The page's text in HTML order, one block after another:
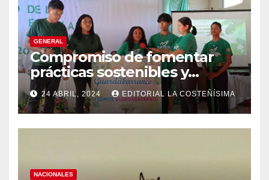
GENERAL
Compromiso de fomentar
prácticas sostenibles y
conciencia ecológica en las
instituciones educativas
24 ABRIL, 2024 EDITORIAL LA COSTEÑÍSIMA
NACIONALES